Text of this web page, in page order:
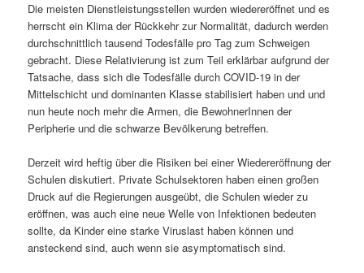
Die meisten Dienstleistungsstellen wurden wiedereröffnet und es
herrscht ein Klima der Rückkehr zur Normalität, dadurch werden
durchschnittlich tausend Todesfälle pro Tag zum Schweigen
gebracht. Diese Relativierung ist zum Teil erklärbar aufgrund der
Tatsache, dass sich die Todesfälle durch COVID-19 in der
Mittelschicht und dominanten Klasse stabilisiert haben und und
nun heute noch mehr die Armen, die BewohnerInnen der
Peripherie und die schwarze Bevölkerung betreffen.
Derzeit wird heftig über die Risiken bei einer Wiedereröffnung der
Schulen diskutiert. Private Schulsektoren haben einen großen
Druck auf die Regierungen ausgeübt, die Schulen wieder zu
eröffnen, was auch eine neue Welle von Infektionen bedeuten
sollte, da Kinder eine starke Viruslast haben können und
ansteckend sind, auch wenn sie asymptomatisch sind.